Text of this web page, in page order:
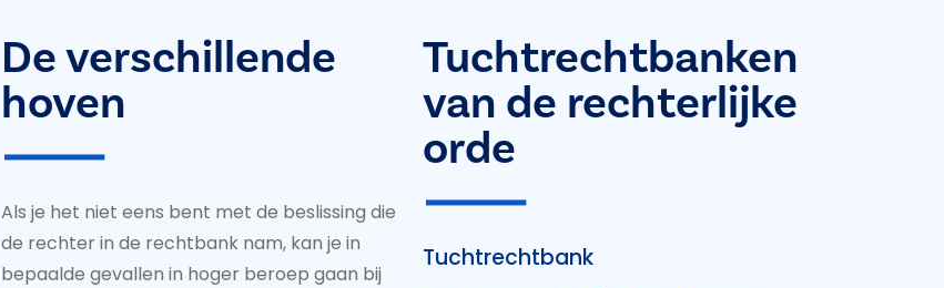
De verschillende
hoven
Als je het niet eens bent met de beslissing die
de rechter in de rechtbank nam, kan je in
bepaalde gevallen in hoger beroep gaan bij
Tuchtrechtbanken
van de rechterlijke
orde
Tuchtrechtbank